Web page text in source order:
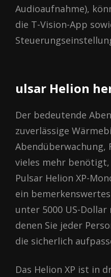
Audioaufnahme),
die T-Vision-App
ulѕаr Неlіon
Der bedeutende
zuverlässige
Abendüberwachung,
vieles mehr
Pulsar Helion XP-
ein
unter 5000 US-
denen Sie jeder
die sicherlich
Das Helion XP ist in